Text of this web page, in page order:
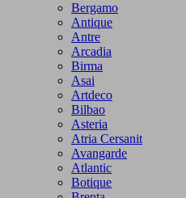
Bergamo
Antique
Antre
Arcadia
Birma
Asai
Artdeco
Bilbao
Asteria
Atria Cersanit
Avangarde
Atlantic
Botique